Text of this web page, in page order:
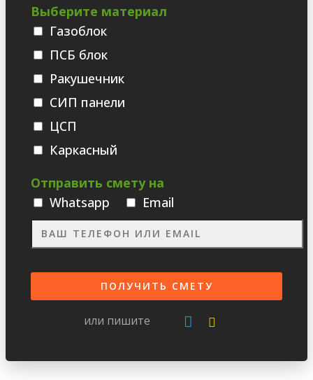
Выберите материал
Газоблок
ПСБ блок
Ракушечник
СИП панели
ЦСП
Каркасный
Отправить смету на
Whatsаpp
Email
или пишите